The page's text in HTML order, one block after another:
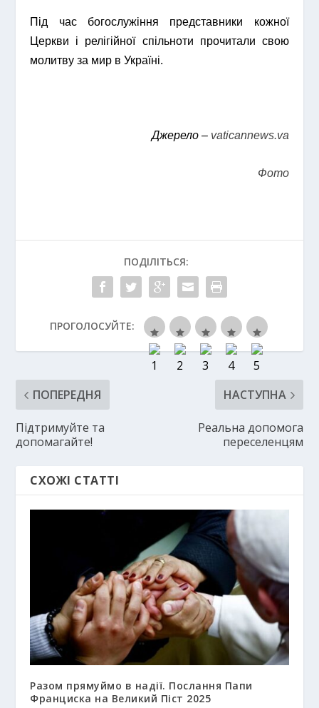
Під час богослужіння представники кожної
Церкви і релігійної спільноти прочитали свою
молитву за мир в Україні.
Джерело – vaticannews.va
Фото
ПОДІЛІТЬСЯ:
ПРОГОЛОСУЙТЕ:
ПОПЕРЕДНЯ
Підтримуйте та
допомагайте!
НАСТУПНА
Реальна допомога
переселенцям
СХОЖІ СТАТТІ
Разом прямуймо в надії. Послання Папи
Франциска на Великий Піст 2025